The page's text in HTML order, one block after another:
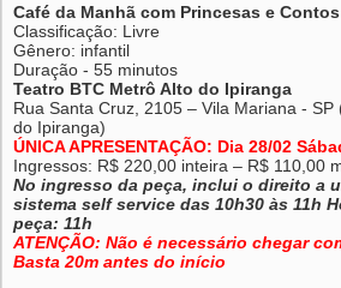
Café da Manhã com Princesas e Contos
Classificação: Livre
Gênero: infantil
Duração - 55 minutos
Teatro BTC Metrô Alto do Ipiranga
Rua Santa Cruz, 2105 – Vila Mariana -
do Ipiranga)
ÚNICA APRESENTAÇÃO: Dia 28/02
Ingressos: R$ 220,00 inteira – R$ 110,00
No ingresso da peça, inclui o direito a
sistema self service das 10h30 às 11h
peça: 11h
ATENÇÃO: Não é necessário chegar
Basta 20m antes do início